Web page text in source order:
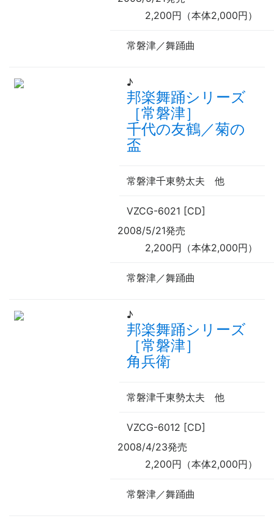
2,200円（本体2,000円）
常磐津／舞踊曲
♪
邦楽舞踊シリーズ
［常磐津］
千代の友鶴／菊の
盃
常磐津千東勢太夫 他
VZCG-6021 [CD]
2008/5/21発売
2,200円（本体2,000円）
常磐津／舞踊曲
♪
邦楽舞踊シリーズ
［常磐津］
角兵衛
常磐津千東勢太夫 他
VZCG-6012 [CD]
2008/4/23発売
2,200円（本体2,000円）
常磐津／舞踊曲